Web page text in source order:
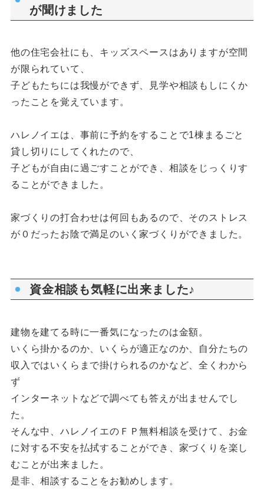
が聞けました
他の住宅会社にも、キッズスペースはありますが空間
が限られていて、
子どもたちには我慢ができず、見学や相談もしにくか
ったことを覚えています。
ハレノイエは、事前に予約をすることで1棟まるごと
貸し切りにしてくれたので、
子どもが自由に過ごすことができ、相談をじっくりす
ることができました。
家づくりの打合わせは何回もあるので、そのストレス
が０だったお陰で満足のいく家づくりができました。
資金相談も気軽に出来ました♪
建物を建てる時に一番気になったのは金額。
いくら掛かるのか、いくらが適正なのか、自分たちの
収入ではいくらまで掛けられるのかなど、全くわから
ず
インターネットなどで調べても答えが出ませんでし
た。
そんな中、ハレノイエのＦＰ無料相談を受けて、お金
に対する不安を払拭することができ、家づくりを楽し
むことが出来ました。
是非、相談することをお勧めします。